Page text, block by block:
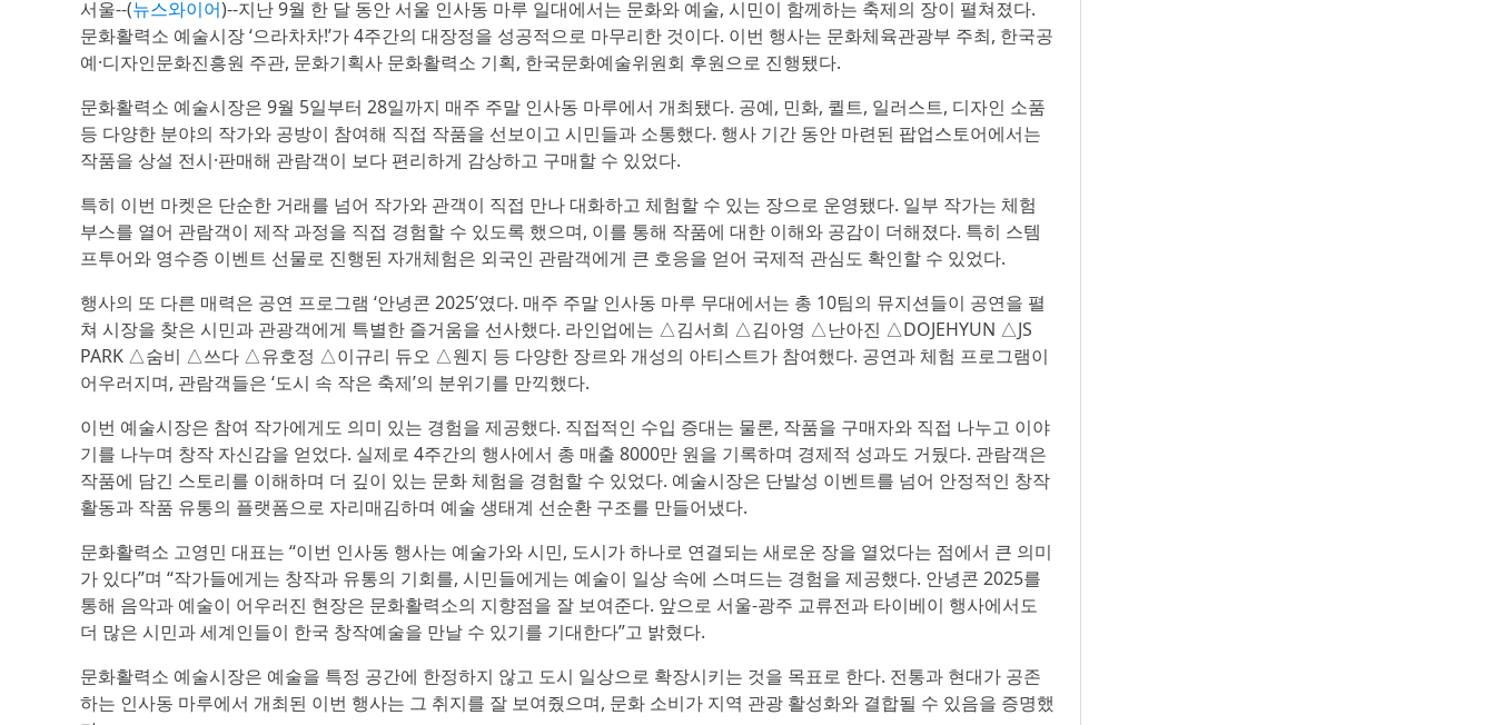
서울--(뉴스와이어)--지난 9월 한 달 동안 서울 인사동 마루 일대에서는 문화와 예술, 시민이 함께하는 축제의 장이 펼쳐졌다.
문화활력소 예술시장 ‘으라차차!’가 4주간의 대장정을 성공적으로 마무리한 것이다. 이번 행사는 문화체육관광부 주최, 한국공
예·디자인문화진흥원 주관, 문화기획사 문화활력소 기획, 한국문화예술위원회 후원으로 진행됐다.
문화활력소 예술시장은 9월 5일부터 28일까지 매주 주말 인사동 마루에서 개최됐다. 공예, 민화, 퀼트, 일러스트, 디자인 소품
등 다양한 분야의 작가와 공방이 참여해 직접 작품을 선보이고 시민들과 소통했다. 행사 기간 동안 마련된 팝업스토어에서는
작품을 상설 전시·판매해 관람객이 보다 편리하게 감상하고 구매할 수 있었다.
특히 이번 마켓은 단순한 거래를 넘어 작가와 관객이 직접 만나 대화하고 체험할 수 있는 장으로 운영됐다. 일부 작가는 체험
부스를 열어 관람객이 제작 과정을 직접 경험할 수 있도록 했으며, 이를 통해 작품에 대한 이해와 공감이 더해졌다. 특히 스템
프투어와 영수증 이벤트 선물로 진행된 자개체험은 외국인 관람객에게 큰 호응을 얻어 국제적 관심도 확인할 수 있었다.
행사의 또 다른 매력은 공연 프로그램 ‘안녕콘 2025’였다. 매주 주말 인사동 마루 무대에서는 총 10팀의 뮤지션들이 공연을 펼
쳐 시장을 찾은 시민과 관광객에게 특별한 즐거움을 선사했다. 라인업에는 △김서희 △김아영 △난아진 △DOJEHYUN △JS
PARK △숨비 △쓰다 △유호정 △이규리 듀오 △웬지 등 다양한 장르와 개성의 아티스트가 참여했다. 공연과 체험 프로그램이
어우러지며, 관람객들은 ‘도시 속 작은 축제’의 분위기를 만끽했다.
이번 예술시장은 참여 작가에게도 의미 있는 경험을 제공했다. 직접적인 수입 증대는 물론, 작품을 구매자와 직접 나누고 이야
기를 나누며 창작 자신감을 얻었다. 실제로 4주간의 행사에서 총 매출 8000만 원을 기록하며 경제적 성과도 거뒀다. 관람객은
작품에 담긴 스토리를 이해하며 더 깊이 있는 문화 체험을 경험할 수 있었다. 예술시장은 단발성 이벤트를 넘어 안정적인 창작
활동과 작품 유통의 플랫폼으로 자리매김하며 예술 생태계 선순환 구조를 만들어냈다.
문화활력소 고영민 대표는 “이번 인사동 행사는 예술가와 시민, 도시가 하나로 연결되는 새로운 장을 열었다는 점에서 큰 의미
가 있다”며 “작가들에게는 창작과 유통의 기회를, 시민들에게는 예술이 일상 속에 스며드는 경험을 제공했다. 안녕콘 2025를
통해 음악과 예술이 어우러진 현장은 문화활력소의 지향점을 잘 보여준다. 앞으로 서울-광주 교류전과 타이베이 행사에서도
더 많은 시민과 세계인들이 한국 창작예술을 만날 수 있기를 기대한다”고 밝혔다.
문화활력소 예술시장은 예술을 특정 공간에 한정하지 않고 도시 일상으로 확장시키는 것을 목표로 한다. 전통과 현대가 공존
하는 인사동 마루에서 개최된 이번 행사는 그 취지를 잘 보여줬으며, 문화 소비가 지역 관광 활성화와 결합될 수 있음을 증명했